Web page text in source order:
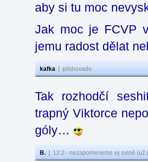
aby si tu moc
Jak moc je FCVP
jemu radost dělat
kafka pilshovado
Tak rozhodčí
trapný Viktorce
góly…
B. 12:2 - nezapomeneme vy svině